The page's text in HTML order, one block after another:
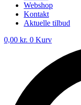
Webshop
Kontakt
Aktuelle tilbud
0,00 kr. 0 Kurv